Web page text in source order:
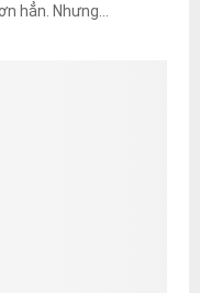
hẳn. Nhưng...